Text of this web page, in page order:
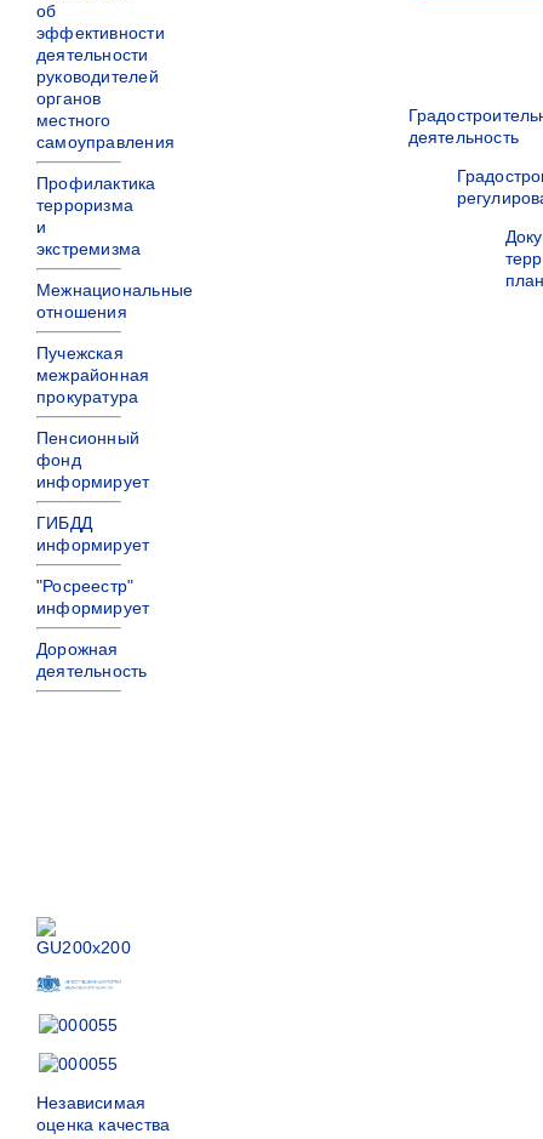
об
эффективности
деятельности
руководителей
органов
местного
самоуправления
Профилактика
терроризма
и
экстремизма
Межнациональные
отношения
Пучежская
межрайонная
прокуратура
Пенсионный
фонд
информирует
ГИБДД
информирует
"Росреестр"
информирует
Дорожная
деятельность
Независимая
оценка качества
деятельность